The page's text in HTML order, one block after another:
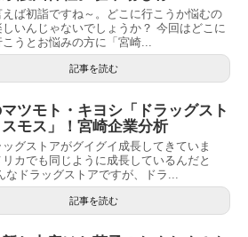
ば初詣ですね～。どこに行こうか悩むの
しいんじゃないでしょうか？ 今回はどこに
うとお悩みの方に「宮崎...
記事を読む
ツモト・キヨシ「ドラッグスト
モス」！宮崎企業分析
グストアがグイグイ成長してきていま
カでも同じように成長しているんだと
なドラッグストアですが、ドラ...
記事を読む